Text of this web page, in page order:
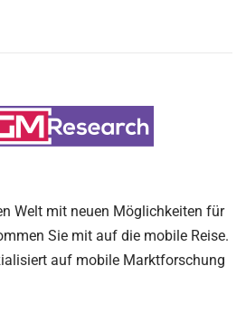
Welt mit neuen Möglichkeiten für
Sie mit auf die mobile Reise.
auf mobile Marktforschung